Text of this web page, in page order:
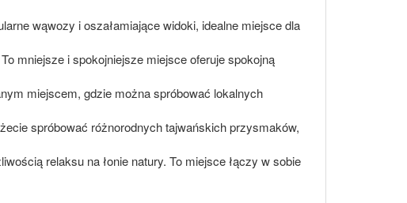
wąwozy i oszałamiające widoki, idealne miejsce dla
mniejsze i spokojniejsze miejsce oferuje spokojną
miejscem, gdzie można spróbować lokalnych
spróbować różnorodnych tajwańskich przysmaków,
relaksu na łonie natury. To miejsce łączy w sobie